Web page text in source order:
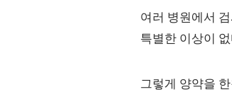
여러 병원에서
특별한 이상이
그렇게 양약을